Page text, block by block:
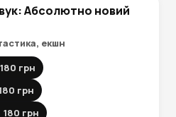
Абсолютно новий
екшн
180 грн
грн
180 грн